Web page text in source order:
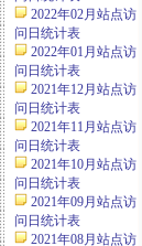
2022年02月站点访
问日统计表
2022年01月站点访
问日统计表
2021年12月站点访
问日统计表
2021年11月站点访
问日统计表
2021年10月站点访
问日统计表
2021年09月站点访
问日统计表
2021年08月站点访